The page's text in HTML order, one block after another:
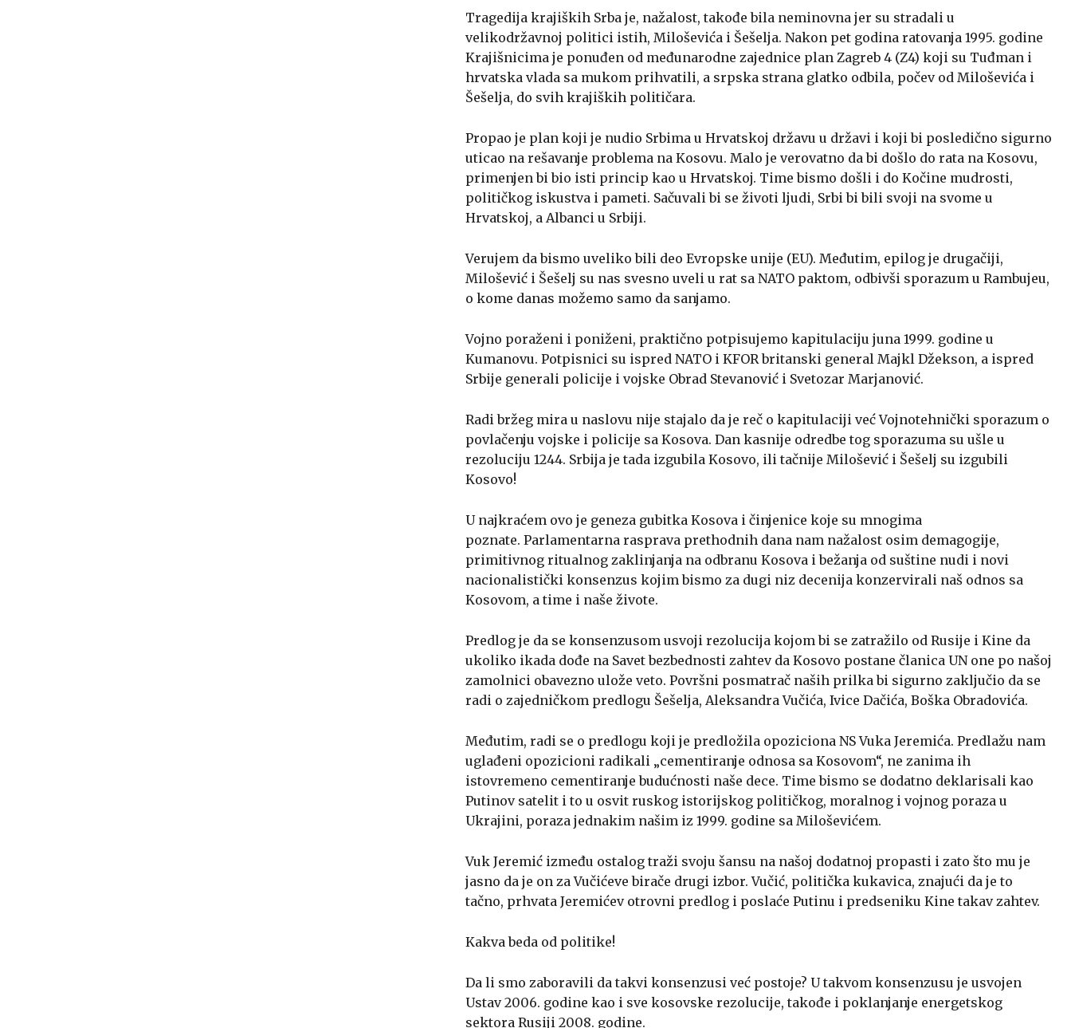
Tragedija krajiških Srba je, nažalost, takođe bila neminovna jer su stradali u
velikodržavnoj politici istih, Miloševića i Šešelja. Nakon pet godina ratovanja 1995. godine
Krajišnicima je ponuđen od međunarodne zajednice plan Zagreb 4 (Z4) koji su Tuđman i
hrvatska vlada sa mukom prihvatili, a srpska strana glatko odbila, počev od Miloševića i
Šešelja, do svih krajiških političara.
Propao je plan koji je nudio Srbima u Hrvatskoj državu u državi i koji bi posledično sigurno
uticao na rešavanje problema na Kosovu. Malo je verovatno da bi došlo do rata na Kosovu,
primenjen bi bio isti princip kao u Hrvatskoj. Time bismo došli i do Kočine mudrosti,
političkog iskustva i pameti. Sačuvali bi se životi ljudi, Srbi bi bili svoji na svome u
Hrvatskoj, a Albanci u Srbiji.
Verujem da bismo uveliko bili deo Evropske unije (EU). Međutim, epilog je drugačiji,
Milošević i Šešelj su nas svesno uveli u rat sa NATO paktom, odbivši sporazum u Rambujeu,
o kome danas možemo samo da sanjamo.
Vojno poraženi i poniženi, praktično potpisujemo kapitulaciju juna 1999. godine u
Kumanovu. Potpisnici su ispred NATO i KFOR britanski general Majkl Džekson, a ispred
Srbije generali policije i vojske Obrad Stevanović i Svetozar Marjanović.
Radi bržeg mira u naslovu nije stajalo da je reč o kapitulaciji već Vojnotehnički sporazum o
povlačenju vojske i policije sa Kosova. Dan kasnije odredbe tog sporazuma su ušle u
rezoluciju 1244. Srbija je tada izgubila Kosovo, ili tačnije Milošević i Šešelj su izgubili
Kosovo!
U najkraćem ovo je geneza gubitka Kosova i činjenice koje su mnogima
poznate. Parlamentarna rasprava prethodnih dana nam nažalost osim demagogije,
primitivnog ritualnog zaklinjanja na odbranu Kosova i bežanja od suštine nudi i novi
nacionalistički konsenzus kojim bismo za dugi niz decenija konzervirali naš odnos sa
Kosovom, a time i naše živote.
Predlog je da se konsenzusom usvoji rezolucija kojom bi se zatražilo od Rusije i Kine da
ukoliko ikada dođe na Savet bezbednosti zahtev da Kosovo postane članica UN one po našoj
zamolnici obavezno ulože veto. Površni posmatrač naših prilka bi sigurno zaključio da se
radi o zajedničkom predlogu Šešelja, Aleksandra Vučića, Ivice Dačića, Boška Obradovića.
Međutim, radi se o predlogu koji je predložila opoziciona NS Vuka Jeremića. Predlažu nam
uglađeni opozicioni radikali „cementiranje odnosa sa Kosovom“, ne zanima ih
istovremeno cementiranje budućnosti naše dece. Time bismo se dodatno deklarisali kao
Putinov satelit i to u osvit ruskog istorijskog političkog, moralnog i vojnog poraza u
Ukrajini, poraza jednakim našim iz 1999. godine sa Miloševićem.
Vuk Jeremić između ostalog traži svoju šansu na našoj dodatnoj propasti i zato što mu je
jasno da je on za Vučićeve birače drugi izbor. Vučić, politička kukavica, znajući da je to
tačno, prhvata Jeremićev otrovni predlog i poslaće Putinu i predseniku Kine takav zahtev.
Kakva beda od politike!
Da li smo zaboravili da takvi konsenzusi već postoje? U takvom konsenzusu je usvojen
Ustav 2006. godine kao i sve kosovske rezolucije, takođe i poklanjanje energetskog
sektora Rusiji 2008. godine.